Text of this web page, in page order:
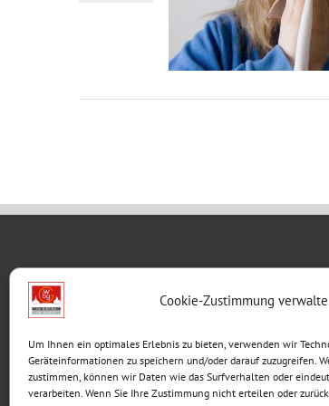
Cookie-Zustimmung
Um Ihnen ein optimales Erlebnis zu bieten, verwenden wir
Geräteinformationen zu speichern und/oder darauf zuzugreifen.
zustimmen, können wir Daten wie das Surfverhalten oder
verarbeiten. Wenn Sie Ihre Zustimmung nicht erteilen oder